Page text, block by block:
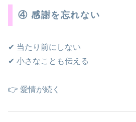
④ 感謝を忘れない
✔ 当たり前にしない
✔ 小さなことも伝える
👉 愛情が続く